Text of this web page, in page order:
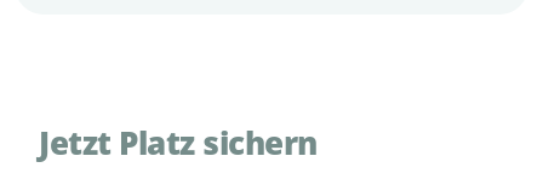
Jetzt Platz sichern